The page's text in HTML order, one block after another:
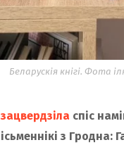
Беларускія кнігі. Фота
зацвердзіла спіс
з Гродна: